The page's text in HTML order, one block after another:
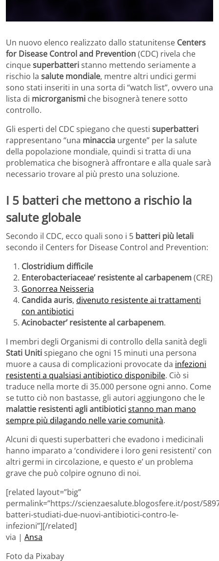
Un nuovo elenco realizzato dallo statunitense Centers
for Disease Control and Prevention(CDC) rivela che
cinquesuperbatteristanno mettendo seriamente a
rischio la salute mondiale, mentre altri undici germi
sono stati inseriti in una sorta di “watch list”, ovvero una
lista di microrganismi che bisognerà tenere sotto
controllo.
Gli esperti del CDC spiegano che questi superbatteri
rappresentano “una minaccia urgente” per la salute
della popolazione mondiale, quindi si tratta di una
problematica che bisognerà affrontare e alla quale sarà
necessario trovare al più presto una soluzione.
I 5 batteri che mettono a rischio la
salute globale
Secondo il CDC, ecco quali sono i 5 batteri più letali
secondo il Centers for Disease Control and Prevention:
Clostridium difficile
Enterobacteriaceae’ resistente al carbapenem(CRE)
Gonorrea Neisseria
Candida auris, divenuto resistente ai trattamenti
con antibiotici
Acinobacter’ resistente al carbapenem.
I membri degli Organismi di controllo della sanità degli
Stati Unitispiegano che ogni 15 minuti una persona
muore a causa di complicazioni provocate da infezioni
resistenti a qualsiasi antibiotico disponibile. Ciò si
traduce nella morte di 35.000 persone ogni anno. Come
se tutto ciò non bastasse, gli autori aggiungono che le
malattie resistenti agli antibioticistanno man mano
sempre più dilagando nelle varie comunità.
Alcuni di questi superbatteri che evadono i medicinali
hanno imparato a ‘condividere i loro geni resistenti’ con
altri germi in circolazione, e questo e’ un problema
grave che può colpire ognuno di noi.
[related layout=”big”
permalink=”https://scienzaesalute.blogosfere.it/post/
batteri-studiati-due-nuovi-antibiotici-contro-le-
infezioni”][/related]
via | Ansa
Foto da Pixabay